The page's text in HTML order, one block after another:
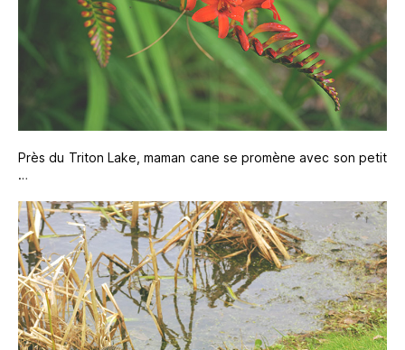
Près du Triton Lake, maman cane se promène avec son petit
…